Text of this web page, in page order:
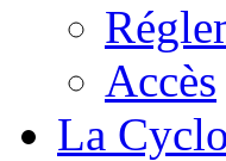
Accès
La